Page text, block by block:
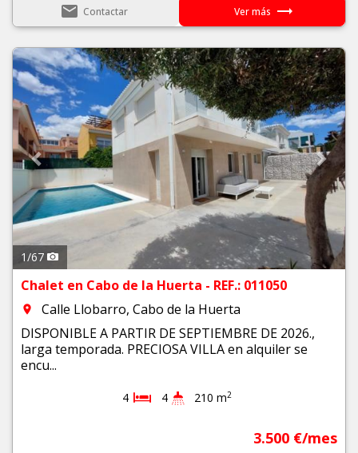
email Contactar Ver más trending_flat
Previous Next
1/67
Chalet en Cabo de la Huerta - REF.: 011050
room
Calle Llobarro, Cabo de la Huerta
DISPONIBLE A PARTIR DE SEPTIEMBRE DE 2026.,
larga temporada. PRECIOSA VILLA en alquiler se
encu...
4 4 210 m2
3.500 €/mes